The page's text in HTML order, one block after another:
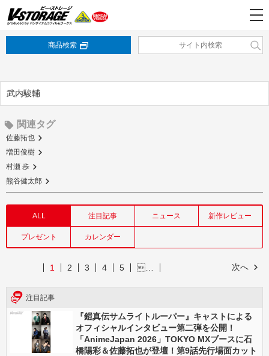
商品検索
武内駿輔
関連タグ
佐藤拓也
増田俊樹
村瀬 歩
熊谷健太郎
ALL 注目記事 ニュース 新作レビュー
プレゼント カレンダー
次へ
1 2 3 4 5 …
注目記事
『鎧真伝サムライトルーパー』キャストによる
オフィシャルインタビュー第二弾を公開！
「AnimeJapan 2026」TOKYO MXブースに石
橋陽彩＆佐藤拓也が登壇！第9話先行場面カット